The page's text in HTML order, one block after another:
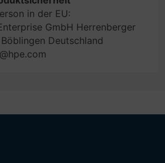
in der EU:
GmbH Herrenberger
Deutschland